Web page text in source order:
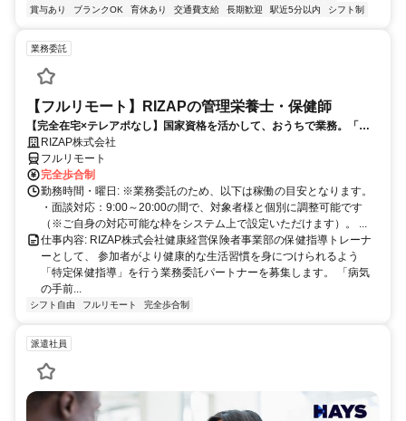
賞与あり
ブランクOK 育休あり 交通費支給 長期歓迎 駅近5分以内 シフト制
業務委託
【フルリモート】RIZAPの管理栄養士・保健師
【完全在宅×テレアポなし】国家資格を活かして、おうちで業務。「も
う一つの安心」を。主婦・Wワーカー活躍中！「平日の日中だけ」「夕
方以降の数時間だけ」など、生活リズムに合わせた時間調整が可能で
す。1件ごとの成果報酬型だから、頑張った分だけ手応えのある収入
に。充実のサポート体制で、安心の在宅ワークを始めませんか？
RIZAP株式会社
フルリモート
完全歩合制
勤務時間・曜日: ※業務委託のため、以下は稼働の目安となります。
・面談対応：9:00～20:00の間で、対象者様と個別に調整可能です
（※ご自身の対応可能な枠をシステム上で設定いただけます）。 ...
仕事内容: RIZAP株式会社健康経営保険者事業部の保健指導トレーナ
ーとして、 参加者がより健康的な生活習慣を身につけられるよう
「特定保健指導」を行う業務委託パートナーを募集します。 「病気
の手前...
シフト自由 フルリモート 完全歩合制
派遣社員